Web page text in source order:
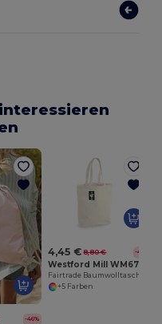
-46%
4,45 € 8,80 € -49%
Westford Mill WM671
+5 Farben